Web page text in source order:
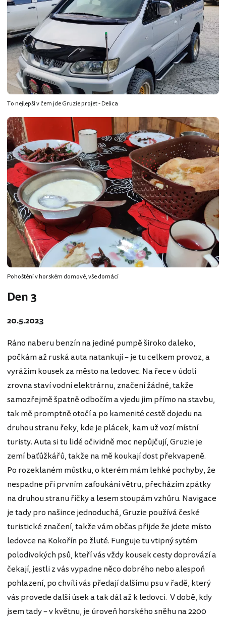
To nejlepší v čem jde Gruzie projet - Delica
Pohoštění v horském domově, vše domácí
Den 3
20.5.2023
Ráno naberu benzín na jediné pumpě široko daleko,
počkám až ruská auta natankují – je tu celkem provoz, a
vyrážím kousek za město na ledovec. Na řece v údolí
zrovna staví vodní elektrárnu, značení žádné, takže
samozřejmě špatně odbočím a vjedu jim přímo na stavbu,
tak mě promptně otočí a po kamenité cestě dojedu na
druhou stranu řeky, kde je plácek, kam už vozí místní
turisty. Auta si tu lidé očividně moc nepůjčují, Gruzie je
zemí baťůžkářů, takže na mě koukají dost překvapeně.
Po rozeklaném můstku, o kterém mám lehké pochyby, že
nespadne při prvním zafoukání větru, přecházím zpátky
na druhou stranu říčky a lesem stoupám vzhůru. Navigace
je tady pro našince jednoduchá, Gruzie používá české
turistické značení, takže vám občas přijde že jdete místo
ledovce na Kokořín po žluté. Funguje tu vtipný sytém
polodivokých psů, kteří vás vždy kousek cesty doprovází a
čekají, jestli z vás vypadne něco dobrého nebo alespoň
pohlazení, po chvíli vás předají dalšímu psu v řadě, který
vás provede další úsek a tak dál až k ledovci. V době, kdy
jsem tady – v květnu, je úroveň horského sněhu na 2200